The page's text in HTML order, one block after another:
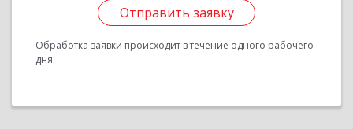
Отправить заявку
Обработка заявки происходит в течение одного рабочего
дня.